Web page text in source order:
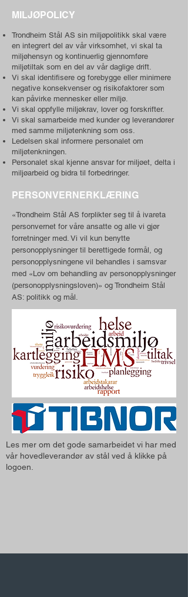
MILJØPOLICY
Trondheim Stål AS sin miljøpolitikk skal være
en integrert del av vår virksomhet, vi skal ta
miljøhensyn og kontinuerlig gjennomføre
miljøtiltak som en del av vår daglige drift.
Vi skal identifisere og forebygge eller minimere
negative konsekvenser og risikofaktorer som
kan påvirke mennesker eller miljø.
Vi skal oppfylle miljøkrav, lover og forskrifter.
Vi skal samarbeide med kunder og leverandører
med samme miljøtenkning som oss.
Ledelsen skal informere personalet om
miljøtenkningen.
Personalet skal kjenne ansvar for miljøet, delta i
miljøarbeid og bidra til forbedringer.
PERSONVERNERKLÆRING
«Trondheim Stål AS forplikter seg til å ivareta
personvernet for våre ansatte og alle vi gjør
forretninger med. Vi vil kun benytte
personopplysninger til berettigede formål, og
personopplysningene vil behandles i samsvar
med «Lov om behandling av personopplysninger
(personopplysningsloven)» og Trondheim Stål
AS: politikk og mål.
Les mer om det gode samarbeidet vi har med
vår hovedleverandør av stål ved å klikke på
logoen.